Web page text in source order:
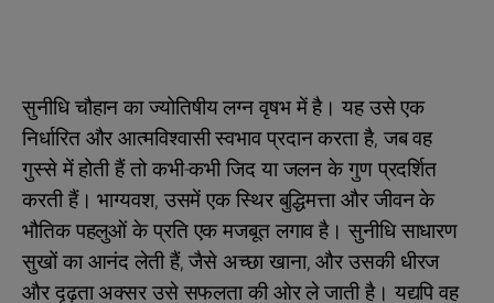
सुनीधि चौहान का ज्योतिषीय लग्न वृषभ में है। यह उसे एक
निर्धारित और आत्मविश्वासी स्वभाव प्रदान करता है, जब वह
गुस्से में होती हैं तो कभी-कभी जिद या जलन के गुण प्रदर्शित
करती हैं। भाग्यवश, उसमें एक स्थिर बुद्धिमत्ता और जीवन के
भौतिक पहलुओं के प्रति एक मजबूत लगाव है। सुनीधि साधारण
सुखों का आनंद लेती हैं, जैसे अच्छा खाना, और उसकी धीरज
और दृढ़ता अक्सर उसे सफलता की ओर ले जाती है। यद्यपि वह